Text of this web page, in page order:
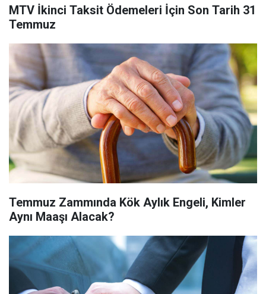
MTV İkinci Taksit Ödemeleri İçin Son Tarih 31
Temmuz
Temmuz Zammında Kök Aylık Engeli, Kimler
Aynı Maaşı Alacak?